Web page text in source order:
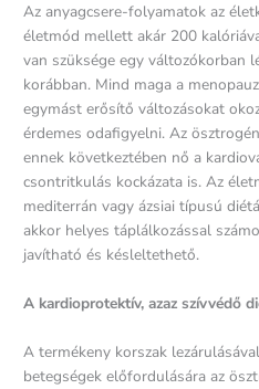
Az anyagcsere-folyamatok az
életmód mellett akár 200
van szüksége egy változókorban
korábban. Mind maga a
egymást erősítő változásokat
érdemes odafigyelni. Az
ennek következtében nő a
csontritkulás kockázata is. Az
mediterrán vagy ázsiai típusú
akkor helyes táplálkozással
javítható és késleltethető.
A kardioprotektív, azaz szívvédő
A termékeny korszak
betegségek előfordulására az